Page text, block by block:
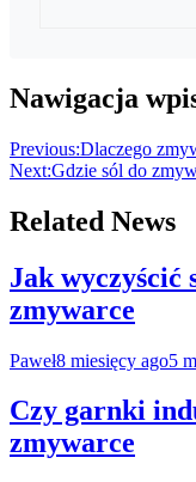
Nawigacja
Previous:Dlaczego
Next:Gdzie sól do
Related News
Jak wyczyścić
zmywarce
Paweł8 miesięcy ago5
Czy garnki
zmywarce